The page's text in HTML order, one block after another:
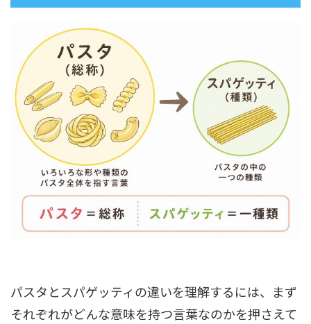
パスタとスパゲッティの違いを理解するには、まず
それぞれがどんな意味を持つ言葉なのかを押さえて